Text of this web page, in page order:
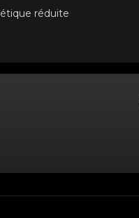
réduite